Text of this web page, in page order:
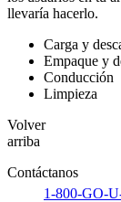
llevaría hacerlo.
Carga y
Empaque y
Conducción
Limpieza
Volver
arriba
Contáctanos
1-800-GO-